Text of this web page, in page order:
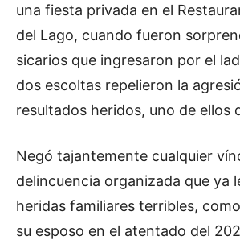
una fiesta privada en el
del Lago, cuando fueron
sicarios que ingresaron por el
dos escoltas repelieron la
resultados heridos, uno de ellos
Negó tajantemente cualquier
delincuencia organizada que ya
heridas familiares terribles,
su esposo en el atentado del